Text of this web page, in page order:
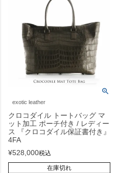
exotic leather
クロコダイル トートバッグ マ
ット加工 ポーチ付き / レディー
ス 『クロコダイル保証書付き』
4FA
¥528,000税込
在庫切れ